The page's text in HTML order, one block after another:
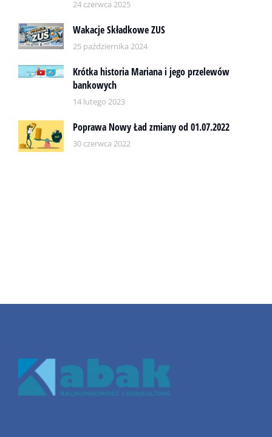
24 czerwca 2025
Wakacje Składkowe ZUS
25 października 2024
Krótka historia Mariana i jego przelewów
bankowych
14 lutego 2023
Poprawa Nowy Ład zmiany od 01.07.2022
30 czerwca 2022